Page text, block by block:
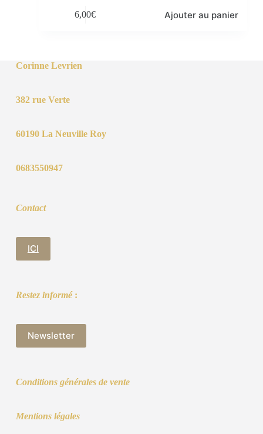
6,00€ Ajouter au panier
Corinne Levrien
382 rue Verte
60190 La Neuville Roy
0683550947
Contact
ICI
Restez informé:
Newsletter
Conditions générales de vente
Mentions légales